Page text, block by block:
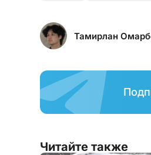
Тамирлан
Читайте также